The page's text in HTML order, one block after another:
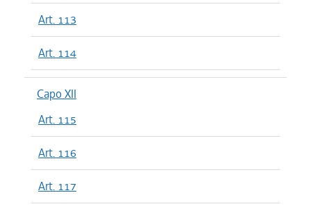
Art. 113
Art. 114
Capo XII
Art. 115
Art. 116
Art. 117